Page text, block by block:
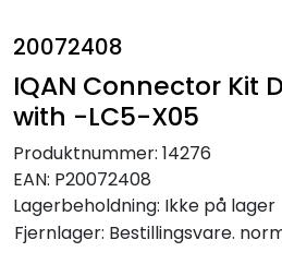
20072408
IQAN Connector Kit
with -LC5-X05
Produktnummer: 14276
EAN: P20072408
Lagerbeholdning: Ikke på lager
Fjernlager: Bestillingsvare.
Annet